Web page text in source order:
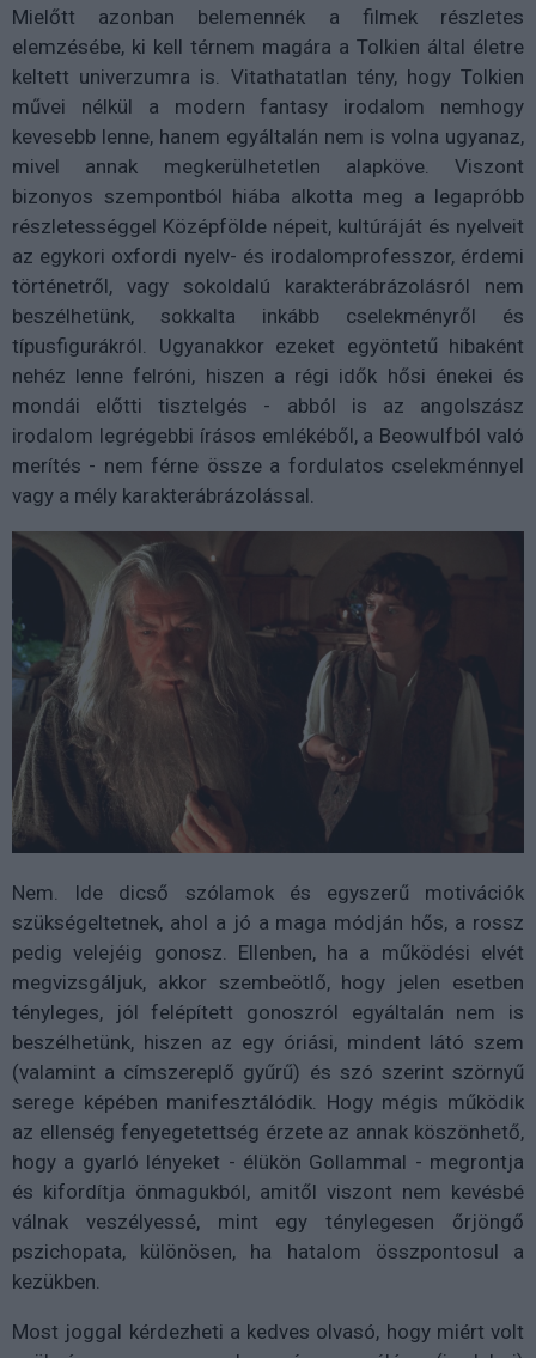
Mielőtt azonban belemennék a filmek részletes
elemzésébe, ki kell térnem magára a Tolkien által életre
keltett univerzumra is. Vitathatatlan tény, hogy Tolkien
művei nélkül a modern fantasy irodalom nemhogy
kevesebb lenne, hanem egyáltalán nem is volna ugyanaz,
mivel annak megkerülhetetlen alapköve. Viszont
bizonyos szempontból hiába alkotta meg a legapróbb
részletességgel Középfölde népeit, kultúráját és nyelveit
az egykori oxfordi nyelv- és irodalomprofesszor, érdemi
történetről, vagy sokoldalú karakterábrázolásról nem
beszélhetünk, sokkalta inkább cselekményről és
típusfigurákról. Ugyanakkor ezeket egyöntetű hibaként
nehéz lenne felróni, hiszen a régi idők hősi énekei és
mondái előtti tisztelgés - abból is az angolszász
irodalom legrégebbi írásos emlékéből, a Beowulfból való
merítés - nem férne össze a fordulatos cselekménnyel
vagy a mély karakterábrázolással.
Nem. Ide dicső szólamok és egyszerű motivációk
szükségeltetnek, ahol a jó a maga módján hős, a rossz
pedig velejéig gonosz. Ellenben, ha a működési elvét
megvizsgáljuk, akkor szembeötlő, hogy jelen esetben
tényleges, jól felépített gonoszról egyáltalán nem is
beszélhetünk, hiszen az egy óriási, mindent látó szem
(valamint a címszereplő gyűrű) és szó szerint szörnyű
serege képében manifesztálódik. Hogy mégis működik
az ellenség fenyegetettség érzete az annak köszönhető,
hogy a gyarló lényeket - élükön Gollammal - megrontja
és kifordítja önmagukból, amitől viszont nem kevésbé
válnak veszélyessé, mint egy ténylegesen őrjöngő
pszichopata, különösen, ha hatalom összpontosul a
kezükben.
Most joggal kérdezheti a kedves olvasó, hogy miért volt